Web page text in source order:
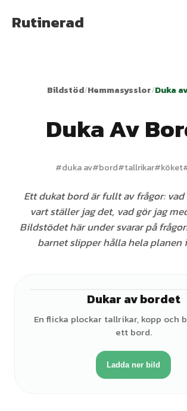
Rutinerad
Bildstöd/Hemmasysslor/Duka
Duka Av
#duka av#bord#tallrikar#köket
Ett dukat bord är fullt av frågor:
vart ställer jag det, vad gör jag
Bildstödet här under svarar på
barnet slipper hålla hela planen
Dukar av bordet
En flicka plockar tallrikar, kopp och
ett bord.
Ladda ner bild